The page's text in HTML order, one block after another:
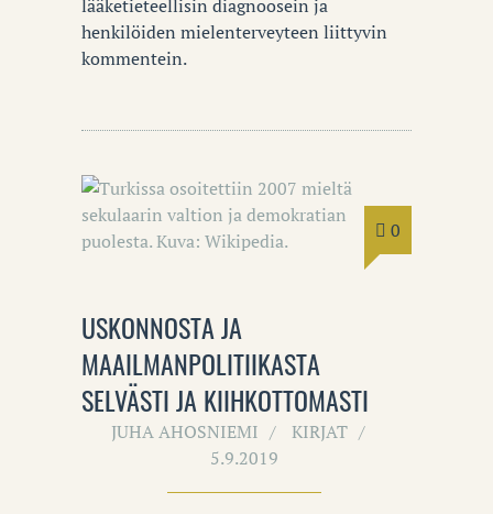
lääketieteellisin diagnoosein ja
henkilöiden mielenterveyteen liittyvin
kommentein.
0
USKONNOSTA JA
MAAILMANPOLITIIKASTA
SELVÄSTI JA KIIHKOTTOMASTI
JUHA AHOSNIEMI
KIRJAT
5.9.2019